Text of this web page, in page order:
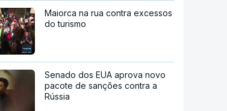
Maiorca na rua contra excessos
do turismo
Senado dos EUA aprova novo
pacote de sanções contra a
Rússia